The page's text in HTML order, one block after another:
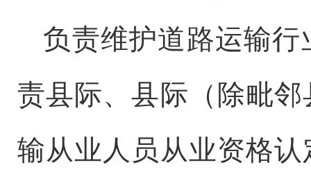
负责维护道路运输
责县际、县际（除毗
输从业人员从业资格